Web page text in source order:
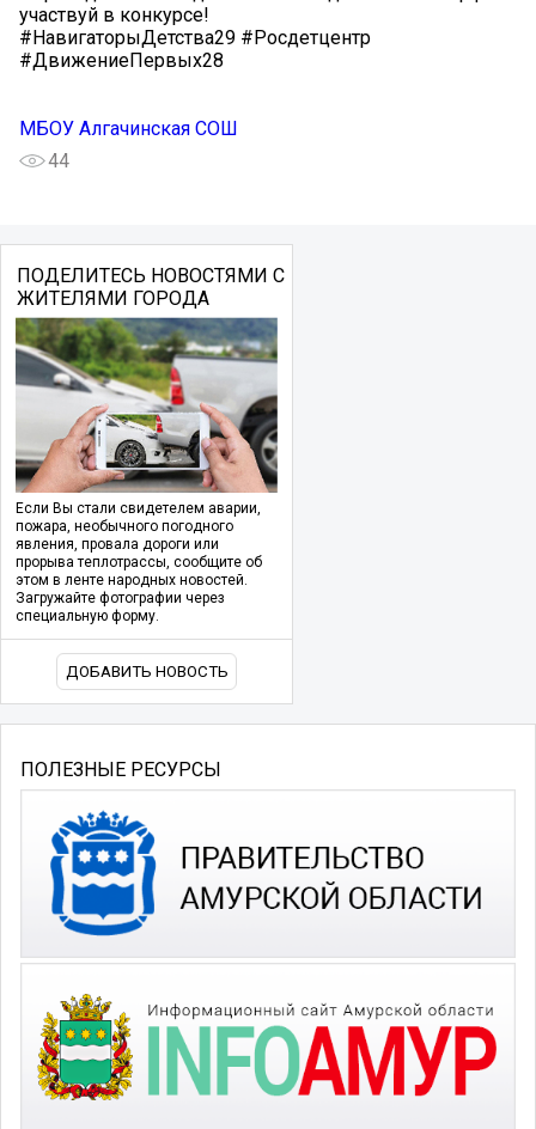
участвуй в конкурсе!
#НавигаторыДетства29 #Росдетцентр
#ДвижениеПервых28
МБОУ Алгачинская СОШ
44
ПОДЕЛИТЕСЬ НОВОСТЯМИ С
ЖИТЕЛЯМИ ГОРОДА
Если Вы стали свидетелем аварии,
пожара, необычного погодного
явления, провала дороги или
прорыва теплотрассы, сообщите об
этом в ленте народных новостей.
Загружайте фотографии через
специальную форму.
ДОБАВИТЬ НОВОСТЬ
ПОЛЕЗНЫЕ РЕСУРСЫ